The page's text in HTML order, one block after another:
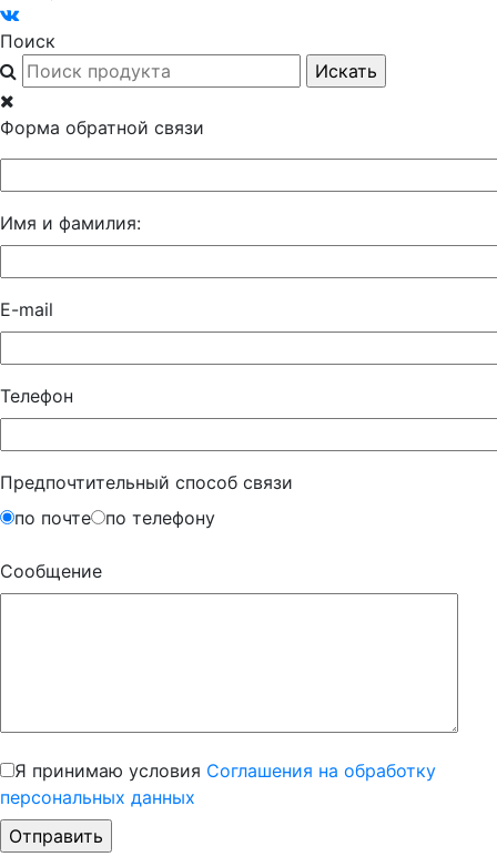
Поиск
Форма обратной связи
Имя и фамилия:
E-mail
Телефон
Предпочтительный способ связи
по почте
по телефону
Сообщение
Я принимаю условия Соглашения на обработку
персональных данных